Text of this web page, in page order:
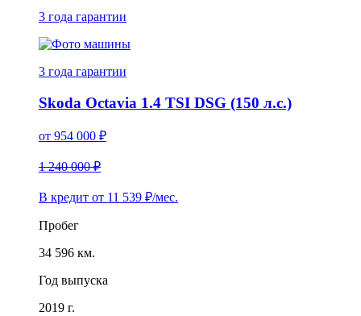
3 года гарантии
3 года гарантии
Skoda Octavia 1.4 TSI DSG (150 л.с.)
от 954 000 ₽
1 240 000 ₽
В кредит от 11 539 ₽/мес.
Пробег
34 596 км.
Год выпуска
2019 г.